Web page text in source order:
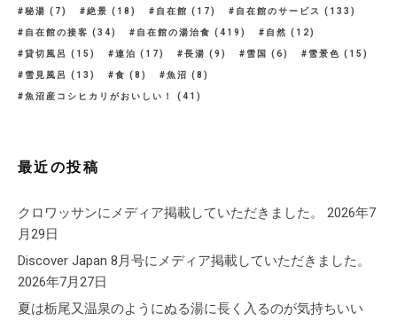
秘湯 (7) 絶景 (18) 自在館 (17) 自在館のサービス (133)
自在館の接客 (34) 自在館の湯治食 (419) 自然 (12)
貸切風呂 (15) 連泊 (17) 長湯 (9) 雪国 (6) 雪景色 (15)
雪見風呂 (13) 食 (8) 魚沼 (8)
魚沼産コシヒカリがおいしい！ (41)
最近の投稿
クロワッサンにメディア掲載していただきました。
2026年7
月29日
Discover Japan 8月号にメディア掲載していただきました。
2026年7月27日
夏は栃尾又温泉のようにぬる湯に長く入るのが気持ちいい